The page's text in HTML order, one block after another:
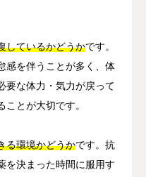
しているかどうかです。
感を伴うことが多く、体
要な体力・気力が戻って
とが大切です。
る環境かどうかです。抗
を決まった時間に服用す